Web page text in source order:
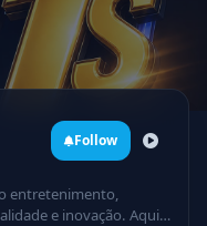
Follow
entretenimento,
e inovação. Aqui